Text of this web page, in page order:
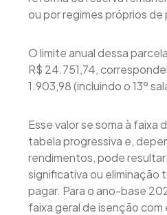
ou por regimes próprios de
O limite anual dessa
R$ 24.751,74,
1.903,98 (incluindo o 13º
Esse valor se soma à faixa
tabela progressiva e,
rendimentos, pode
significativa ou eliminação
pagar. Para o ano-base
faixa geral de isenção com